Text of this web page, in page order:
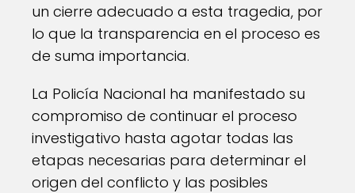
un cierre adecuado a esta tragedia, por
lo que la transparencia en el proceso es
de suma importancia.
La Policía Nacional ha manifestado su
compromiso de continuar el proceso
investigativo hasta agotar todas las
etapas necesarias para determinar el
origen del conflicto y las posibles